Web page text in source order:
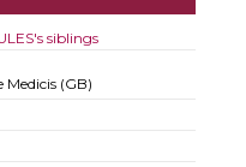
siblings
Medicis (GB)